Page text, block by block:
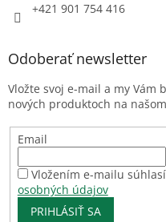
+421 901 754 416
Odoberať newsletter
Vložte svoj e-mail a my Vám
nových produktoch na
Email
Vložením e-mailu
osobných údajov
PRIHLÁSIŤ SA